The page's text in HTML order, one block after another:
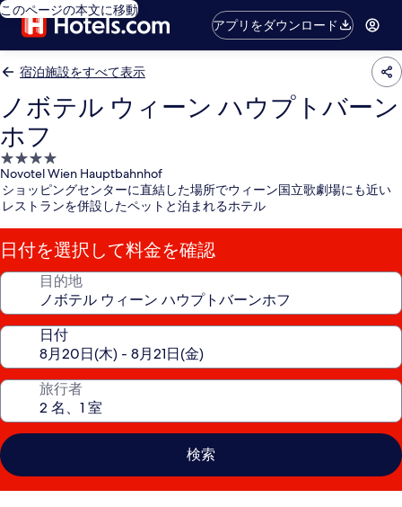
このページの本文に移動
アプリをダウンロード
宿泊施設をすべて表示
ノボテル ウィーン ハウプトバーン
ホフ
4.0
つ
星
泊
施
設
Novotel Wien Hauptbahnhof
ショッピングセンターに直結した場所でウィーン国立歌劇場にも近い
レストランを併設したペットと泊まれるホテル
日付を選択して料金を確認
目的地
日付
旅行者
検索